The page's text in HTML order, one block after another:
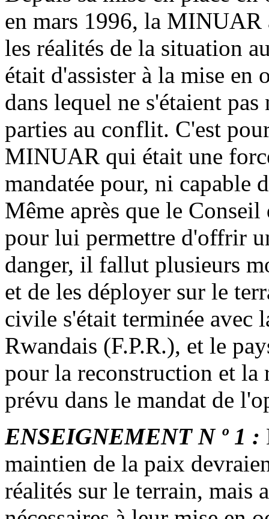
en mars 1996, la MINUAR
les réalités de la situation
était d'assister à la mise en
dans lequel ne s'étaient
parties au conflit. C'est
MINUAR qui était une
mandatée pour, ni capable
Même après que le
pour lui permettre d'offrir
danger, il fallut plusieurs
et de les déployer sur le
civile s'était terminée avec
Rwandais (F.P.R.), et le
pour la reconstruction et
prévu dans le mandat de
ENSEIGNEMENT N º 1 :
maintien de la paix
réalités sur le terrain, mais